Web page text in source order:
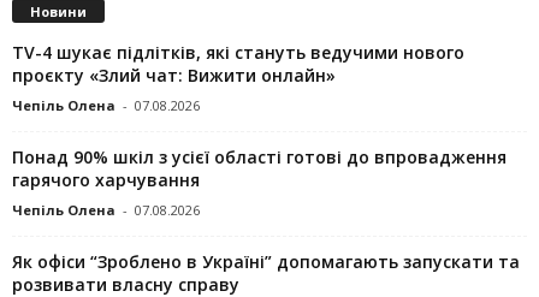
Новини
TV-4 шукає підлітків, які стануть ведучими нового
проєкту «Злий чат: Вижити онлайн»
Чепіль Олена - 07.08.2026
Понад 90% шкіл з усієї області готові до впровадження
гарячого харчування
Чепіль Олена - 07.08.2026
Як офіси “Зроблено в Україні” допомагають запускaти та
розвивати власну справу